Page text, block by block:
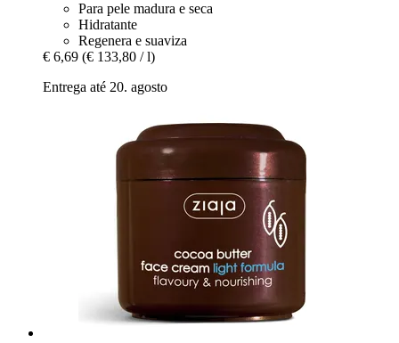
Para pele madura e seca
Hidratante
Regenera e suaviza
€ 6,69 (€ 133,80 / l)
Entrega até 20. agosto